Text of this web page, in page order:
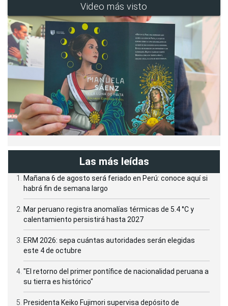
Video más visto
Las más leídas
Mañana 6 de agosto será feriado en Perú: conoce aquí si
habrá fin de semana largo
Mar peruano registra anomalías térmicas de 5.4 °C y
calentamiento persistirá hasta 2027
ERM 2026: sepa cuántas autoridades serán elegidas
este 4 de octubre
"El retorno del primer pontífice de nacionalidad peruana a
su tierra es histórico"
Presidenta Keiko Fujimori supervisa depósito de